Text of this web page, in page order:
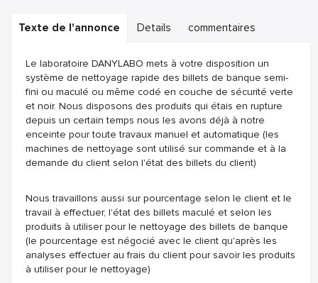
Texte de l'annonce Details commentaires
Le laboratoire DANYLABO mets à votre disposition un
système de nettoyage rapide des billets de banque semi-
fini ou maculé ou même codé en couche de sécurité verte
et noir. Nous disposons des produits qui étais en rupture
depuis un certain temps nous les avons déjà à notre
enceinte pour toute travaux manuel et automatique (les
machines de nettoyage sont utilisé sur commande et à la
demande du client selon l'état des billets du client)
Nous travaillons aussi sur pourcentage selon le client et le
travail à effectuer, l'état des billets maculé et selon les
produits à utiliser pour le nettoyage des billets de banque
(le pourcentage est négocié avec le client qu'après les
analyses effectuer au frais du client pour savoir les produits
à utiliser pour le nettoyage)